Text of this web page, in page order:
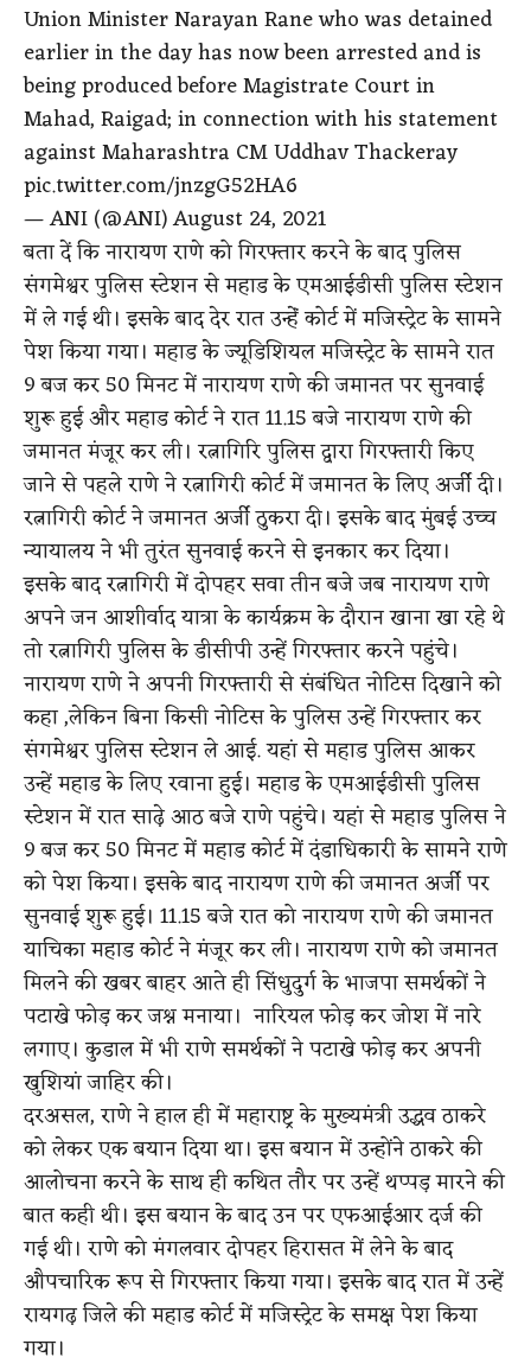
Union Minister Narayan Rane who was detained
earlier in the day has now been arrested and is
being produced before Magistrate Court in
Mahad, Raigad; in connection with his statement
against Maharashtra CM Uddhav Thackeray
pic.twitter.com/jnzgG52HA6
— ANI (@ANI) August 24, 2021
बता दें कि नारायण राणे को गिरफ्तार करने के बाद पुलिस
संगमेश्वर पुलिस स्टेशन से महाड के एमआईडीसी पुलिस स्टेशन
में ले गई थी। इसके बाद देर रात उन्हेंं कोर्ट में मजिस्ट्रेट के सामने
पेश किया गया। महाड के ज्यूडिशियल मजिस्ट्रेट के सामने रात
9 बज कर 50 मिनट में नारायण राणे की जमानत पर सुनवाई
शुरू हुई और महाड कोर्ट ने रात 11.15 बजे नारायण राणे की
जमानत मंजूर कर ली। रत्नागिरि पुलिस द्वारा गिरफ्तारी किए
जाने से पहले राणे ने रत्नागिरी कोर्ट में जमानत के लिए अर्जी दी।
रत्नागिरी कोर्ट ने जमानत अर्जी ठुकरा दी। इसके बाद मुंबई उच्च
न्यायालय ने भी तुरंत सुनवाई करने से इनकार कर दिया।
इसके बाद रत्नागिरी में दोपहर सवा तीन बजे जब नारायण राणे
अपने जन आशीर्वाद यात्रा के कार्यक्रम के दौरान खाना खा रहे थे
तो रत्नागिरी पुलिस के डीसीपी उन्हें गिरफ्तार करने पहुंचे।
नारायण राणे ने अपनी गिरफ्तारी से संबंधित नोटिस दिखाने को
कहा ,लेकिन बिना किसी नोटिस के पुलिस उन्हें गिरफ्तार कर
संगमेश्वर पुलिस स्टेशन ले आई. यहां से महाड पुलिस आकर
उन्हें महाड के लिए रवाना हुई। महाड के एमआईडीसी पुलिस
स्टेशन में रात साढ़े आठ बजे राणे पहुंचे। यहां से महाड पुलिस ने
9 बज कर 50 मिनट में महाड कोर्ट में दंडाधिकारी के सामने राणे
को पेश किया। इसके बाद नारायण राणे की जमानत अर्जी पर
सुनवाई शुरू हुई। 11.15 बजे रात को नारायण राणे की जमानत
याचिका महाड कोर्ट ने मंजूर कर ली। नारायण राणे को जमानत
मिलने की खबर बाहर आते ही सिंधुदुर्ग के भाजपा समर्थकों ने
पटाखे फोड़ कर जश्न मनाया। नारियल फोड़ कर जोश में नारे
लगाए। कुडाल में भी राणे समर्थकों ने पटाखे फोड़ कर अपनी
खुशियां जाहिर की।
दरअसल, राणे ने हाल ही में महाराष्ट्र के मुख्यमंत्री उद्धव ठाकरे
को लेकर एक बयान दिया था। इस बयान में उन्होंने ठाकरे की
आलोचना करने के साथ ही कथित तौर पर उन्हें थप्पड़ मारने की
बात कही थी। इस बयान के बाद उन पर एफआईआर दर्ज की
गई थी। राणे को मंगलवार दोपहर हिरासत में लेने के बाद
औपचारिक रूप से गिरफ्तार किया गया। इसके बाद रात में उन्हें
रायगढ़ जिले की महाड कोर्ट में मजिस्ट्रेट के समक्ष पेश किया
गया।